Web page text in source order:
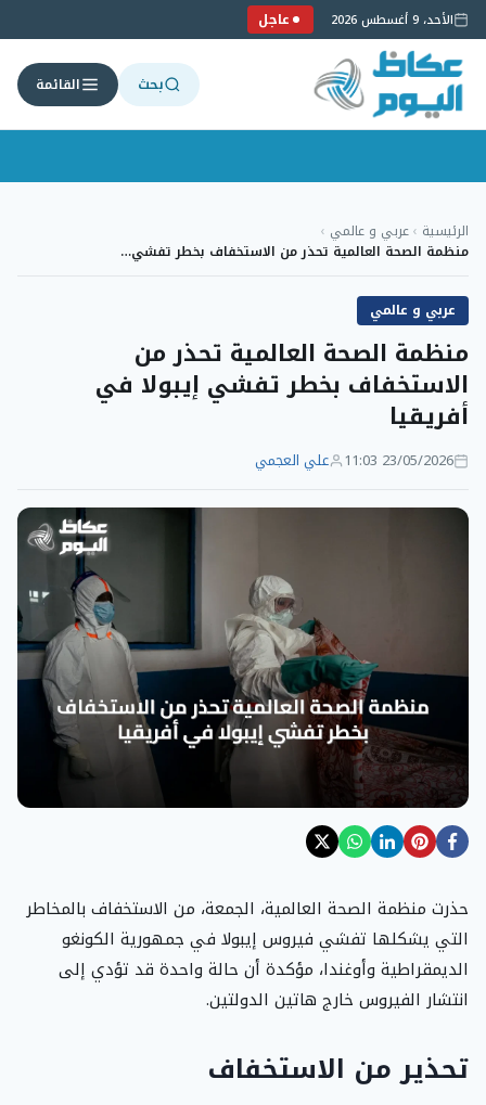
الأحد، 9 أغسطس 2026 عاجل
بحث القائمة
إلى
المحتوى
الرئيسية ›عربي و عالمي ›
منظمة الصحة العالمية تحذر من الاستخفاف بخطر تفشي…
عربي و عالمي
منظمة الصحة العالمية تحذر من
الاستخفاف بخطر تفشي إيبولا في
أفريقيا
23/05/2026 11:03 علي العجمي
حذرت منظمة الصحة العالمية، الجمعة، من الاستخفاف بالمخاطر
التي يشكلها تفشي فيروس إيبولا في جمهورية الكونغو
الديمقراطية وأوغندا، مؤكدة أن حالة واحدة قد تؤدي إلى
انتشار الفيروس خارج هاتين الدولتين.
تحذير من الاستخفاف